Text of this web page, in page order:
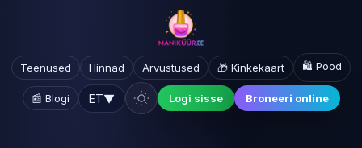
Teenused Hinnad Arvustused 🎁 Kinkekaart 🛍️ Pood
📰 Blogi ET▼ Logi sisse Broneeri online